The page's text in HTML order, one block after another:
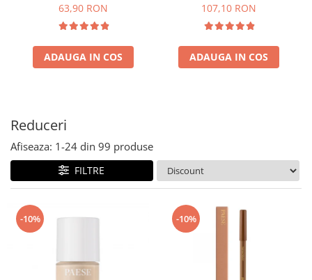
63,90 RON
ADAUGA IN COS
107,10 RON
ADAUGA IN COS
Reduceri
Afiseaza: 1-24 din 99 produse
FILTRE
-10% -10%